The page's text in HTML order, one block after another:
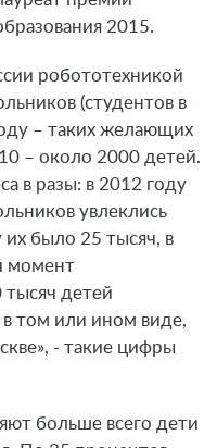
2015.
робототехникой
(студентов в
– таких желающих
– около 2000 детей.
в разы: в 2012 году
увлеклись
было 25 тысяч, в
момент
детей
том или ином виде,
- такие цифры
больше всего дети